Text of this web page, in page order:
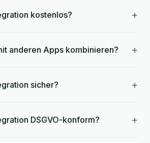
kostenlos? +
anderen Apps kombinieren? +
sicher? +
DSGVO-konform? +